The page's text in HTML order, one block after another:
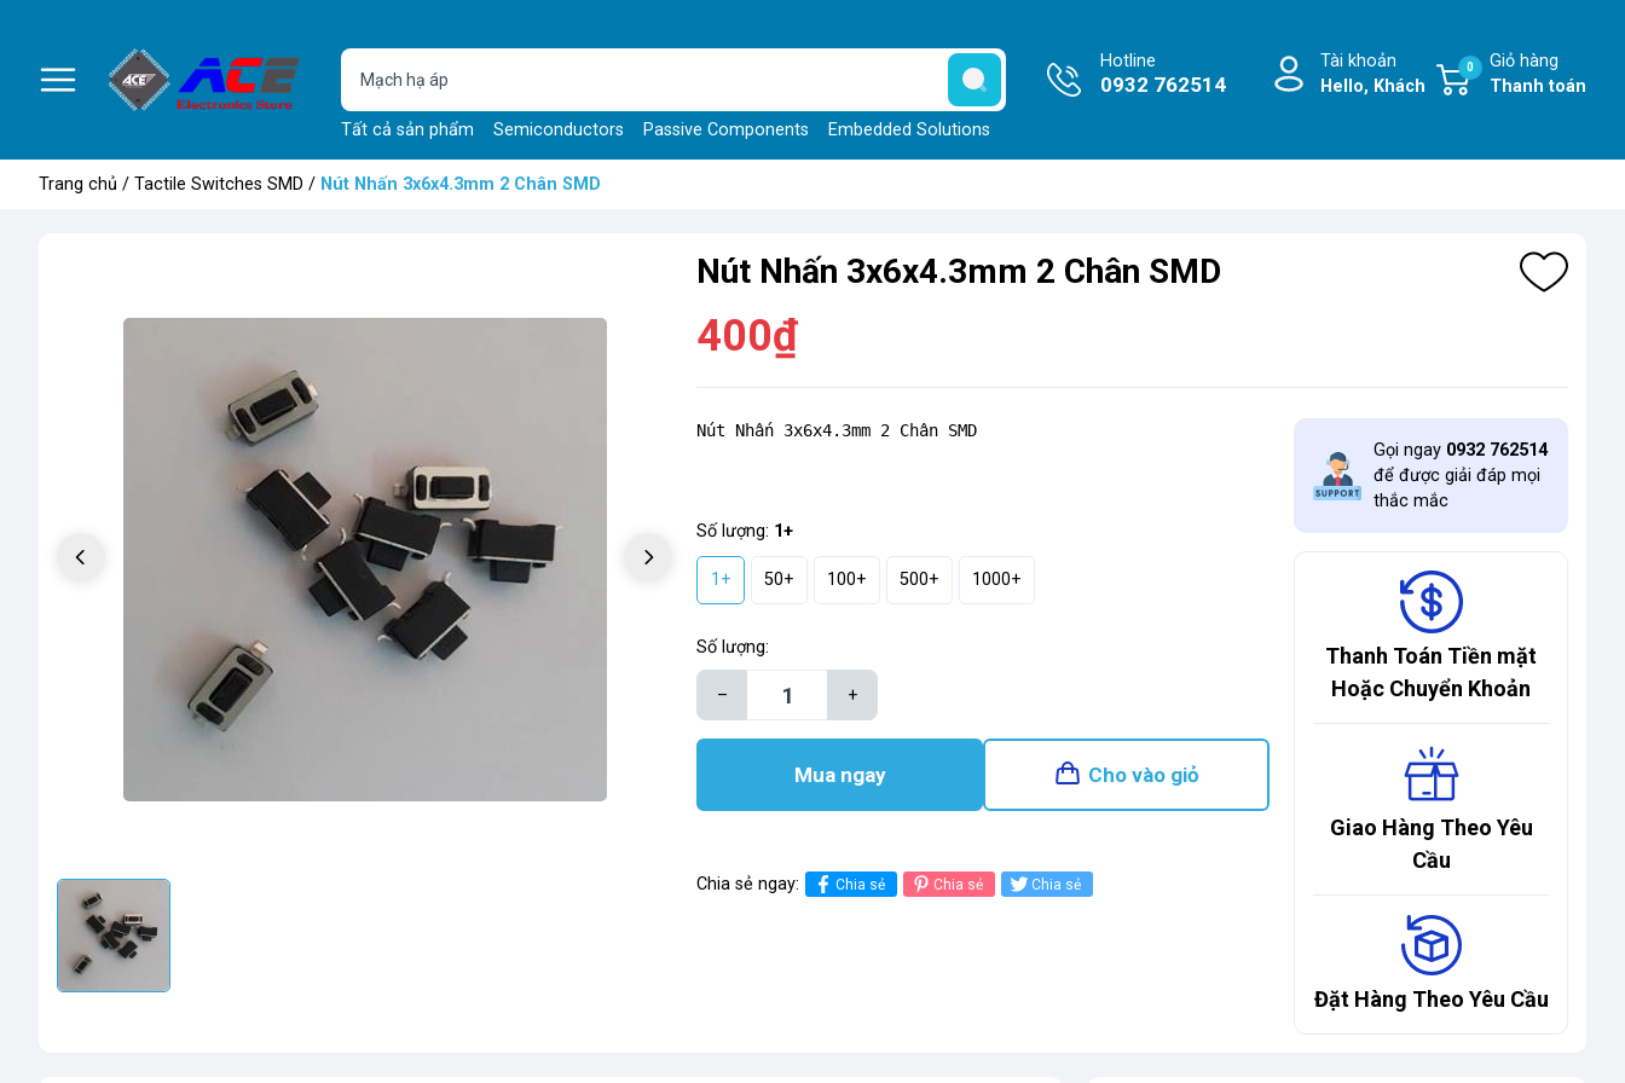
Tất cả sản phẩm Semiconductors Passive Components Embedded Solutions
Hotline
0932 762514
Tài khoản
Hello, Khách
Giỏ hàng
Thanh toán
0
Trang chủ / Tactile Switches SMD / Nút Nhấn 3x6x4.3mm 2 Chân SMD
Nút Nhấn 3x6x4.3mm 2 Chân SMD
400₫
Nút Nhấn 3x6x4.3mm 2 Chân SMD
Số lượng: 1+
1+ 50+ 100+ 500+ 1000+
Số lượng:
– +
Mua ngay Cho vào giỏ
Chia sẻ ngay: Chia sẻ Chia sẻ Chia sẻ
Gọi ngay 0932 762514
để được giải đáp mọi
thắc mắc
Thanh Toán Tiền mặt
Hoặc Chuyển Khoản
Giao Hàng Theo Yêu
Cầu
Đặt Hàng Theo Yêu Cầu